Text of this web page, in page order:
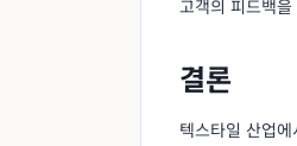
고객의 피드백
결론
텍스타일 산업